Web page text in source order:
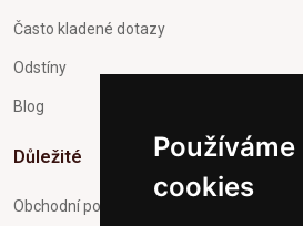
cookies
Často kladené dotazy
Odstíny
Blog
Důležité
Obchodní podmínky